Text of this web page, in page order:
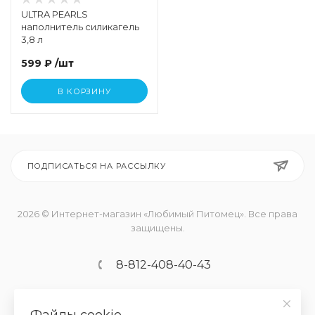
ULTRA PEARLS
наполнитель силикагель
3,8 л
599 ₽ /шт
В КОРЗИНУ
ПОДПИСАТЬСЯ НА РАССЫЛКУ
2026 © Интернет-магазин «Любимый Питомец». Все права
защищены.
8-812-408-40-43